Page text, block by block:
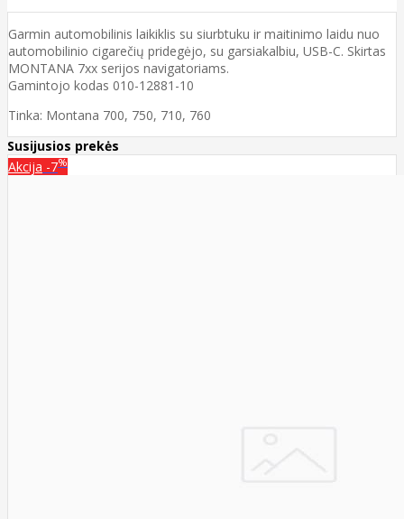
Garmin automobilinis laikiklis su siurbtuku ir maitinimo laidu nuo
automobilinio cigarečių pridegėjo, su garsiakalbiu, USB-C. Skirtas
MONTANA 7xx serijos navigatoriams.
Gamintojo kodas 010-12881-10
Tinka: Montana 700, 750, 710, 760
Susijusios prekės
Akcija -7%